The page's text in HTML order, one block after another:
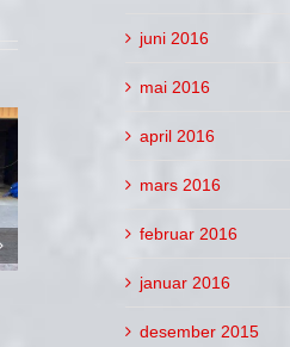
Møt mannen bak
Creation-hestene
juni 2016
mai 2016
april 2016
mars 2016
februar 2016
januar 2016
desember 2015